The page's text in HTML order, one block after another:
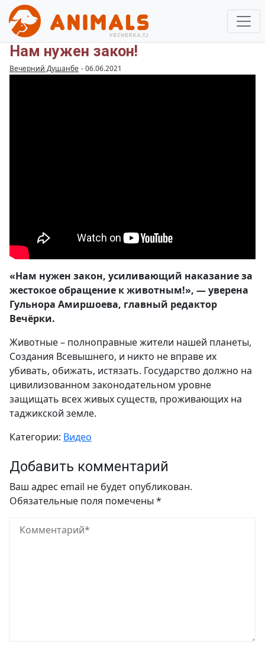
Нам нужен закон!
Вечерний Душанбе -06.06.2021
«Нам нужен закон, усиливающий наказание за
жестокое обращение к животным!», — уверена
Гульнора Амиршоева, главный редактор
Вечёрки.
Животные – полноправные жители нашей планеты,
Создания Всевышнего, и никто не вправе их
убивать, обижать, истязать. Государство должно на
цивилизованном законодательном уровне
защищать всех живых существ, проживающих на
таджикской земле.
Категории: Видео
Добавить комментарий
Ваш адрес email не будет опубликован.
Обязательные поля помечены *